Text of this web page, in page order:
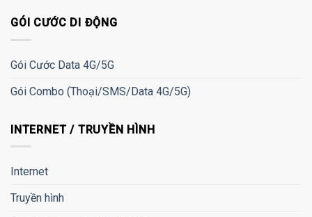
GÓI CƯỚC DI ĐỘNG
Gói Cước Data 4G/5G
Gói Combo (Thoại/SMS/Data 4G/5G)
INTERNET / TRUYỀN HÌNH
Internet
Truyền hình